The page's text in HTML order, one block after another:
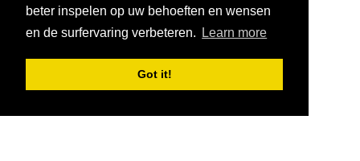
beter inspelen op uw behoeften en wensen
en de surfervaring verbeteren.
Learn more
Got it!